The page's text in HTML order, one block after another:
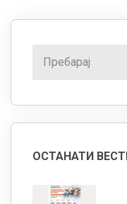
ОСТАНАТИ